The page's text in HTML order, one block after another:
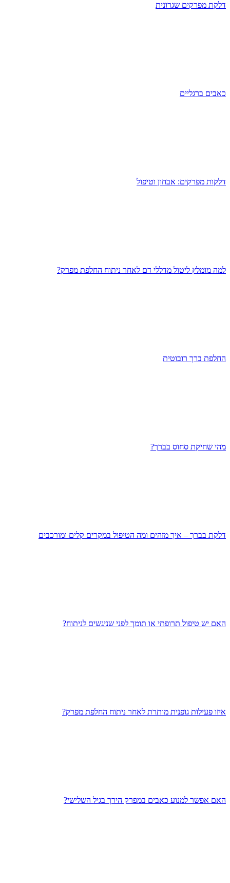
דלקת מפרקים שגרונית
כאבים ברגליים
דלקות מפרקים: אבחון וטיפול
למה מומלץ ליטול מדללי דם לאחר ניתוח החלפת מפרק?
החלפת ברך רובוטית
מהי שחיקת סחוס בברך?
דלקת בברך – איך מזהים ומה הטיפול במקרים קלים ומורכבים
האם יש טיפול תרופתי או תומך לפני שניגשים לניתוח?
איזו פעילות גופנית מותרת לאחר ניתוח החלפת מפרק?
האם אפשר למנוע כאבים במפרק הירך בגיל השלישי?